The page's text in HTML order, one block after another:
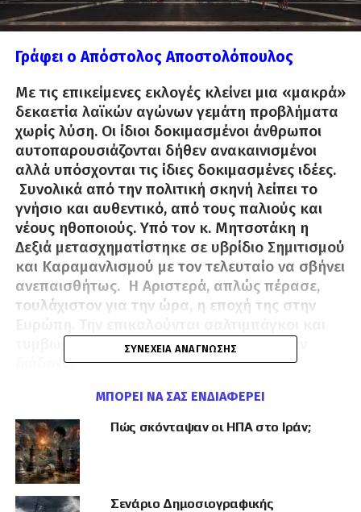
Γράφει ο Απόστολος Αποστολόπουλος
Με τις επικείμενες εκλογές κλείνει μια «μακρά»
δεκαετία λαϊκών αγώνων γεμάτη προβλήματα
χωρίς λύση. Οι ίδιοι δοκιμασμένοι άνθρωποι
αυτοπαρουσιάζονται δήθεν ανακαινισμένοι
αλλά υπόσχονται τις ίδιες δοκιμασμένες ιδέες.
Συνολικά από την πολιτική σκηνή λείπει το
γνήσιο και αυθεντικό, από τους παλιούς και
νέους ηθοποιούς. Υπό τον κ. Μητσοτάκη η
Δεξιά μετασχηματίστηκε σε υβρίδιο Σημιτισμού
και Καραμανλισμού με τον τελευταίο να σβήνει
ανεπαισθήτως. Η Αριστερά, απλώς πέρασε,
τουλάχιστον για την ώρα, η εποχή της στην
τυμβωρύχοι, λιγούρηδες φιλόδοξοι, δήθεν
διάδοχοι.
Η ελληνική κοινωνία δείχνει αδύναμη να βρει
και να κινήσει εσωτερικές δυνάμεις
ανανέωσης. Δεν διαθέτει και πάντως δεν
εμφανίζει πρόσωπα ικανά και διατεθειμένα να
προσφέρουν «τόπο σταθερό για να κινήσουν
την Γη». Θα ψηφίσουμε σ’ αυτές τις εκλογές,
ΣΥΝΈΧΕΙΑ ΑΝΆΓΝΩΣΗΣ
ΜΠΟΡΕΊ ΝΑ ΣΑΣ ΕΝΔΙΑΦΈΡΕΙ
Πώς σκόνταψαν οι ΗΠΑ στο Ιράν;
Σενάριο Δημοσιογραφικής